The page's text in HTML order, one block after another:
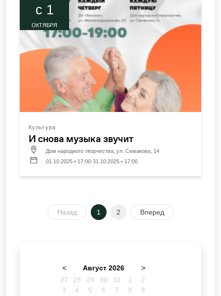
c 1
ОКТЯБРЯ
Культура
И снова музыка звучит
Дом народного творчества, ул. Семакова, 14
01.10.2025 • 17:00-31.10.2025 • 17:00
Назад 1 2 Вперед
< Август 2026 >
27 28 29 30 31 1
2
3
4 5 6 7 8
9